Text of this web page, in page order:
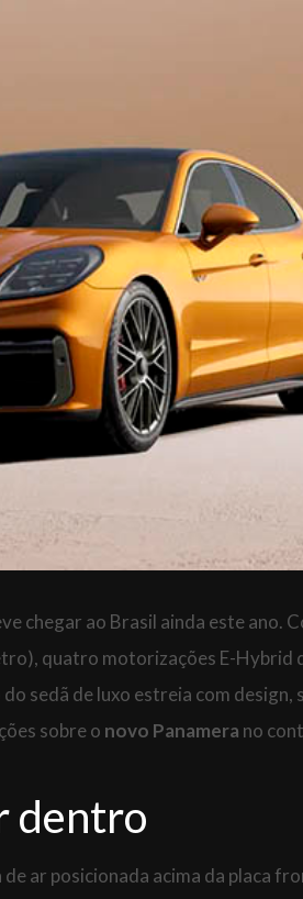
chegar ao Brasil ainda este ano.
quatro motorizações E-Hybrid
sedã de luxo estreia com design,
sobre o novo Panamera no
dentro
ar posicionada acima da placa